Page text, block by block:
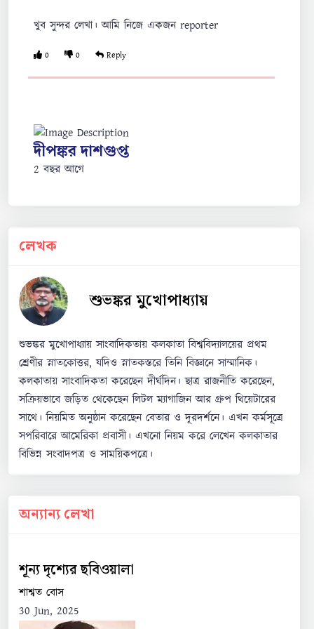
খুব সুন্দর লেখা। আমি নিজে একজন reporter
0 0 Reply
দীপঙ্কর দাশগুপ্ত
2 বছর আগে
একেবারে চাবুক লেখা। আধুনিক বাঙালি প্রজন্মের এই
পরানুকরণ নিজস্ব সংস্কৃতি সংহারের মূল কারণ। আরও এক
প্রাণের ও আবেগের, নিজস্ব জ্ঞান ও আবেগের ভাষা গুলিয়ে
ফেলা সুশিক্ষার চিহ্ন বহন করে না।
0
পার্থ প্রতিম রায়
2 বছর আগে
বাঙালি শুধু প্রবাসে নয়, নিজের নাক কাটাকে সে স্বদেশেও
গর্বের সাথে উদযাপন করে। বঙ্গ সন্তানের সন্তানেরা
বাংলাভাষা শিক্ষা কে বর্জন করে আধুনিক আর 'কর্পোরেট'
প্রেমেন্দ্র মিত্র কল্পবিজ্ঞানের গল্প লিখেছেন শুনলে এরা অবাক
হয়, আর সত্যেন বোস-মেঘনাদ সাহা মিলে জার্মান থেকে
অনুবাদ করেছিলেন শুনেও নিজেদের ইঙ্গবঙ্গামি নিয়ে লজ্জা
লেখক
শুভঙ্কর মুখোপাধ্যায়
শুভঙ্কর মুখোপাধ্যায় সাংবাদিকতায় কলকাতা বিশ্ববিদ্যালয়ের প্রথম
শ্রেণীর স্নাতকোত্তর, যদিও স্নাতকস্তরে তিনি বিজ্ঞানে সাম্মানিক।
কলকাতায় সাংবাদিকতা করেছেন দীর্ঘদিন। ছাত্র রাজনীতি করেছেন,
সক্রিয়ভাবে জড়িত থেকেছেন লিটল ম্যাগাজিন আর গ্রুপ থিয়েটারের
সাথে। নিয়মিত অনুষ্ঠান করেছেন বেতার ও দূরদর্শনে। এখন কর্মসূত্রে
সপরিবারে আমেরিকা প্রবাসী। এখনো নিয়ম করে লেখেন কলকাতার
বিভিন্ন সংবাদপত্র ও সাময়িকপত্রে।
অন্যান্য লেখা
শূন্য দৃশ্যের ছবিওয়ালা
শাশ্বত বোস
30 Jun, 2025